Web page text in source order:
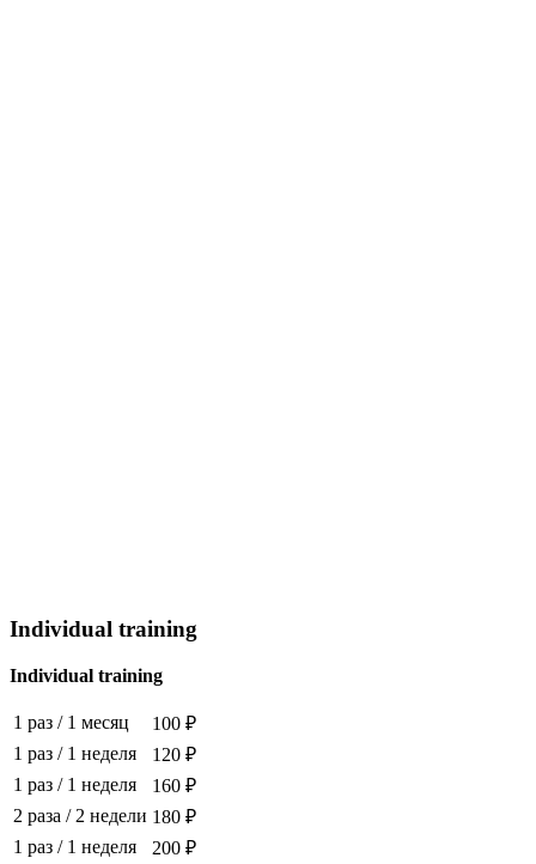
Individual training
Individual training
1 раз / 1 месяц
100 ₽
1 раз / 1 неделя
120 ₽
1 раз / 1 неделя
160 ₽
2 раза / 2 недели 180 ₽
1 раз / 1 неделя
200 ₽